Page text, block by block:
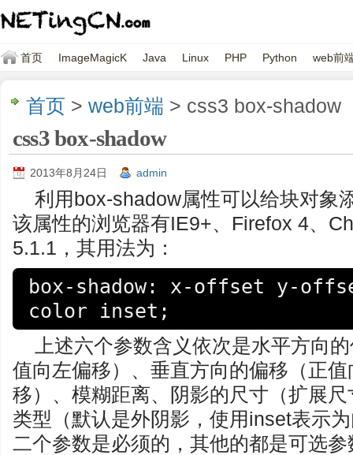
首页 ImageMagicK Java Linux PHP Python web前
首页 > web前端 > css3 box-shadow
css3 box-shadow
2013年8月24日 admin
利用box-shadow属性可以给块对象
该属性的浏览器有IE9+、Firefox 4、
5.1.1，其用法为：
box-shadow: x-offset y-
color inset;
上述六个参数含义依次是水平方向
值向左偏移）、垂直方向的偏移（正
移）、模糊距离、阴影的尺寸（扩展
类型（默认是外阴影，使用inset表示
二个参数是必须的，其他的都是可选